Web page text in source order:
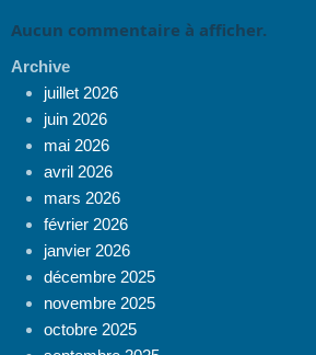
Aucun commentaire à afficher.
Archive
juillet 2026
juin 2026
mai 2026
avril 2026
mars 2026
février 2026
janvier 2026
décembre 2025
novembre 2025
octobre 2025